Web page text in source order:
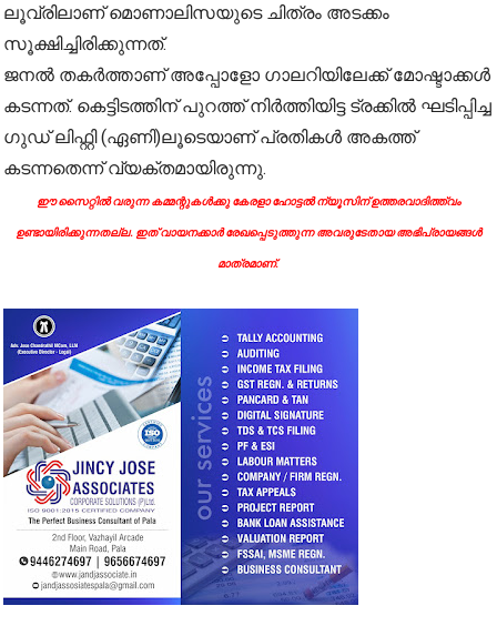
ലൂവ്രിലാണ് മൊണാലിസയുടെ ചിത്രം അടക്കം
സൂക്ഷിച്ചിരിക്കുന്നത്.
ജനല്‍ തകര്‍ത്താണ് അപ്പോളോ ഗാലറിയിലേക്ക് മോഷ്ടാക്കള്‍
കടന്നത്. കെട്ടിടത്തിന് പുറത്ത് നിര്‍ത്തിയിട്ട ട്രക്കില്‍ ഘടിപ്പിച്ച
ഗുഡ് ലിഫ്റ്റി (ഏണി)ലൂടെയാണ് പ്രതികള്‍ അകത്ത്
കടന്നതെന്ന് വ്യക്തമായിരുന്നു.
ഈ സൈറ്റിൽ വരുന്ന കമ്മന്റുകൾക്കു കേരളാ ഹോട്ടൽ ന്യൂസിന് ഉത്തരവാദിത്ത്വം
ഉണ്ടായിരിക്കുന്നതല്ല. ഇത് വായനക്കാർ രേഖപ്പെടുത്തുന്ന അവരുടേതായ അഭിപ്രായങ്ങൾ
മാത്രമാണ്.